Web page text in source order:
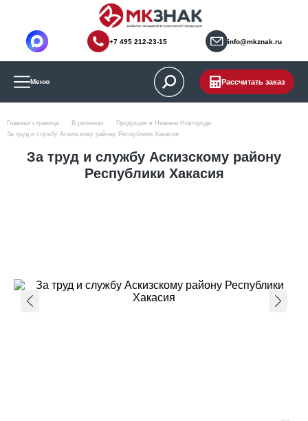
info@mkznak.ru
+7 495 212-23-15
Меню Рассчитать заказ
Главная страница В регионах
Продукция в Нижнем Новгороде
За труд и службу Аскизскому району Республики Хакасия
За труд и службу Аскизскому району
Республики Хакасия